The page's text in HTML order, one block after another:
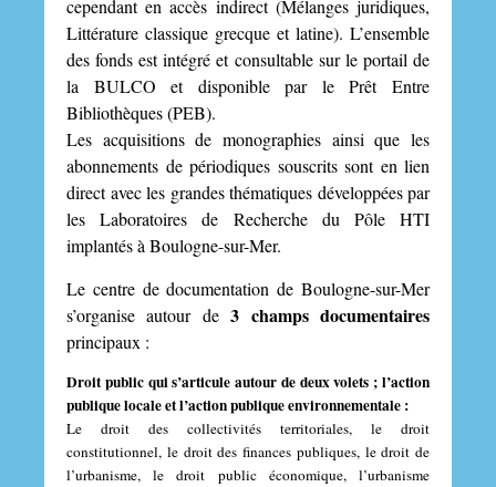
cependant en accès indirect (Mélanges juridiques,
Littérature classique grecque et latine). L’ensemble
des fonds est intégré et consultable sur le portail de
la BULCO et disponible par le Prêt Entre
Bibliothèques (PEB).
Les acquisitions de monographies ainsi que les
abonnements de périodiques souscrits sont en lien
direct avec les grandes thématiques développées par
les Laboratoires de Recherche du Pôle HTI
implantés à Boulogne-sur-Mer.
Le centre de documentation de Boulogne-sur-Mer
s’organise autour de3 champs documentaires
principaux :
Droit public qui s’articule autour de deux volets ; l’action
publique locale et l’action publique environnementale :
Le droit des collectivités territoriales, le droit
constitutionnel, le droit des finances publiques, le droit de
l’urbanisme, le droit public économique, l’urbanisme